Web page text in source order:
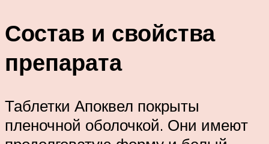
Состав и свойства
препарата
Таблетки Апоквел покрыты
пленочной оболочкой. Они имеют